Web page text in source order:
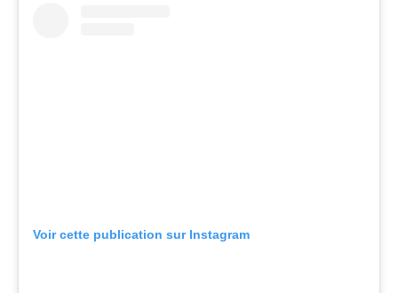
Voir cette publication sur Instagram